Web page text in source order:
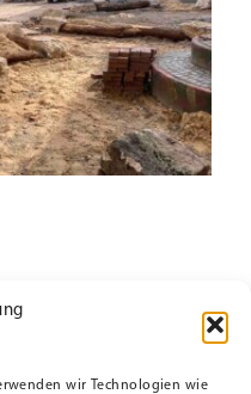
wir Technologien wie